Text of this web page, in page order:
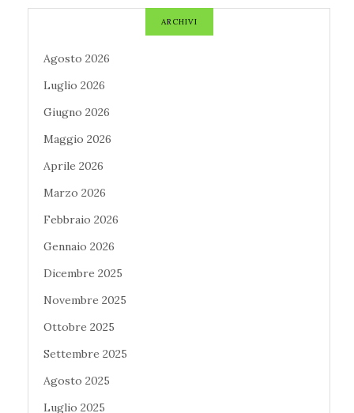
ARCHIVI
Agosto 2026
Luglio 2026
Giugno 2026
Maggio 2026
Aprile 2026
Marzo 2026
Febbraio 2026
Gennaio 2026
Dicembre 2025
Novembre 2025
Ottobre 2025
Settembre 2025
Agosto 2025
Luglio 2025